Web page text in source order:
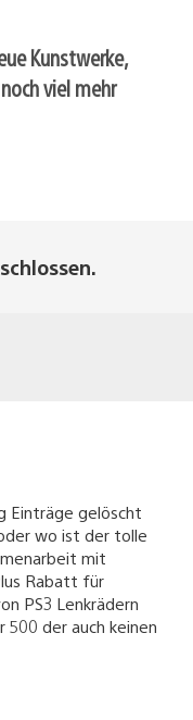
Kunstwerke,
viel mehr
Einträge gelöscht
wo ist der tolle
mit
Rabatt für
PS3 Lenkrädern
der auch keinen